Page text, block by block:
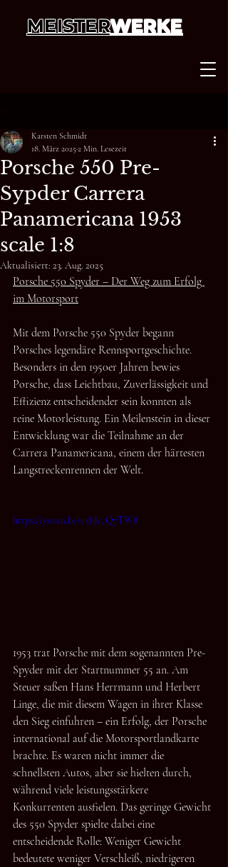
MEISTERWERKE
Porsche 550 Pre-
Sypder Carrera
Panamericana 1953
scale 1:8
Karsten Schmidt
18. März 20252 Min. Lesezeit
Aktualisiert: 23. Aug. 2025
Porsche 550 Spyder – Der Weg zum Erfolg
im Motorsport
Mit dem Porsche 550 Spyder begann
Porsches legendäre Rennsportgeschichte.
Besonders in den 1950er Jahren bewies
Porsche, dass Leichtbau, Zuverlässigkeit und
Effizienz entscheidender sein konnten als
reine Motorleistung. Ein Meilenstein in dieser
Entwicklung war die Teilnahme an der
Carrera Panamericana, einem der härtesten
Langstreckenrennen der Welt.
https://youtu.be/e5bJe_Q7TW8
1953 trat Porsche mit dem sogenannten Pre-
Spyder mit der Startnummer 55 an. Am
Steuer saßen Hans Herrmann und Herbert
Linge, die mit diesem Wagen in ihrer Klasse
den Sieg einfuhren – ein Erfolg, der Porsche
international auf die Motorsportlandkarte
brachte. Es waren nicht immer die
schnellsten Autos, aber sie hielten durch,
während viele leistungsstärkere
Konkurrenten ausfielen. Das geringe Gewicht
des 550 Spyder spielte dabei eine
entscheidende Rolle: Weniger Gewicht
bedeutete weniger Verschleiß, niedrigeren